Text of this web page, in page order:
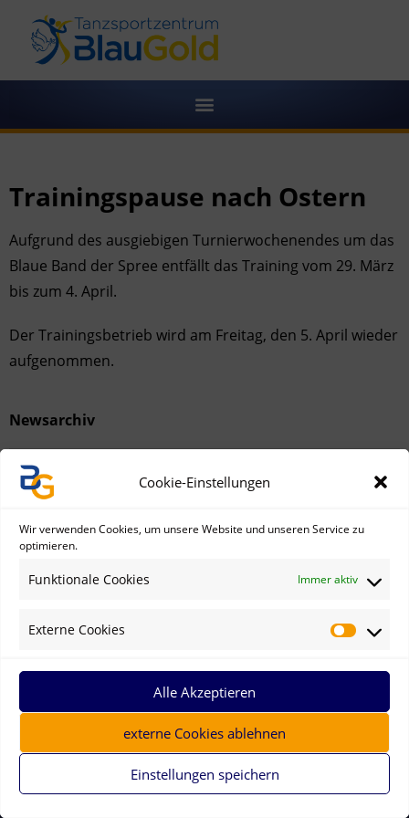
Cookie-Einstellungen
Wir verwenden Cookies, um unsere Website und unseren Service zu
optimieren.
Funktionale Cookies Immer aktiv
Externe Cookies
Alle Akzeptieren
externe Cookies ablehnen
Einstellungen speichern
Trainingspause nach Ostern
Aufgrund des ausgiebigen Turnierwochenendes um das
Blaue Band der Spree entfällt das Training vom 29. März
bis zum 4. April.
Der Trainingsbetrieb wird am Freitag, den 5. April wieder
aufgenommen.
Newsarchiv
ÄLTERE